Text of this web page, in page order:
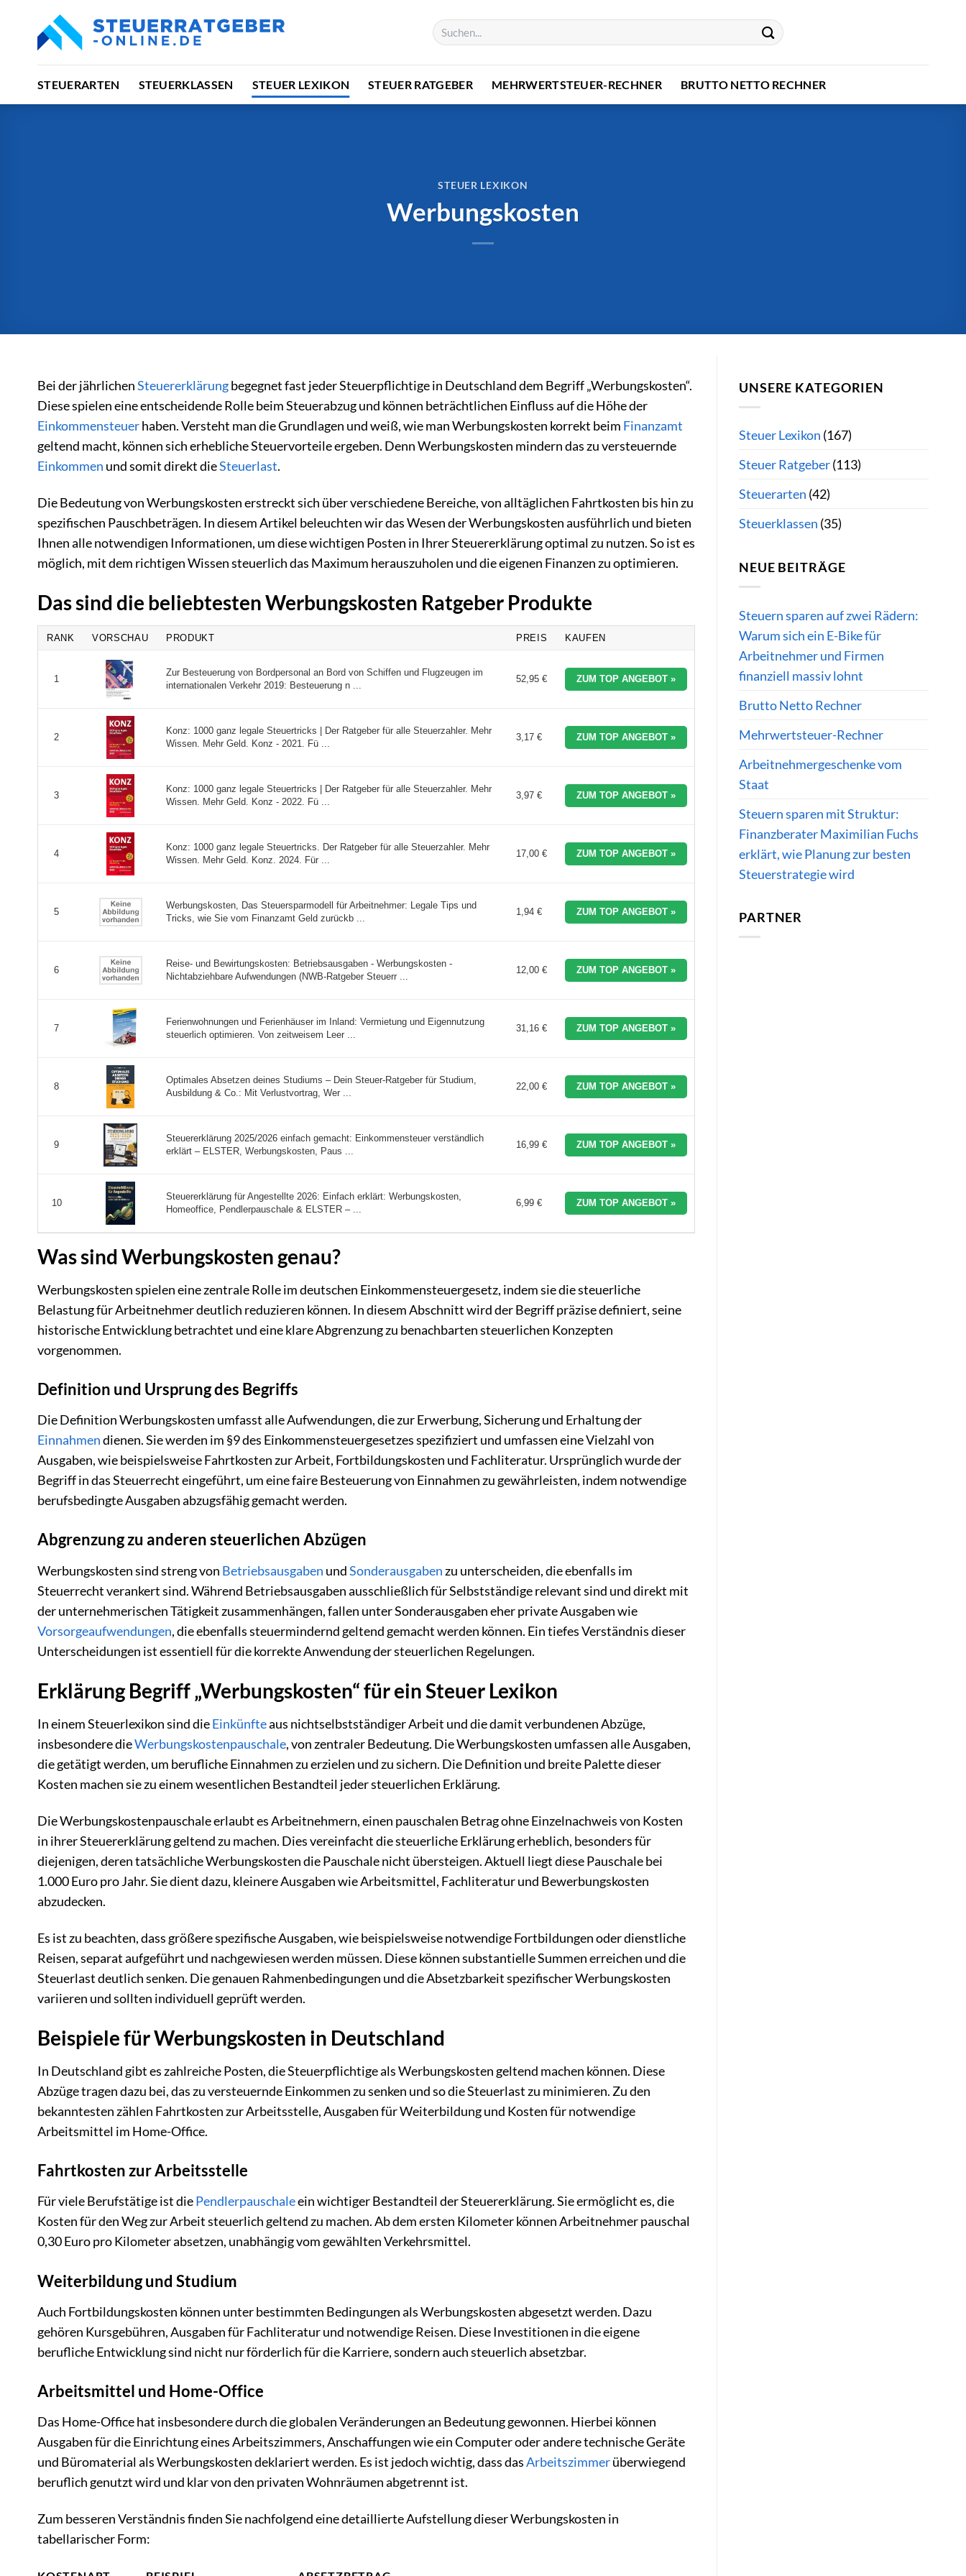
springen
STEUERARTEN STEUERKLASSEN STEUER LEXIKON STEUER RATGEBER MEHRWERTSTEUER-RECHNER BRUTTO NETTO RECHNER
STEUER LEXIKON
Werbungskosten
Bei der jährlichenSteuererklärungbegegnet fast jeder Steuerpflichtige in Deutschland dem Begriff „Werbungskosten“.
Diese spielen eine entscheidende Rolle beim Steuerabzug und können beträchtlichen Einfluss auf die Höhe der
Einkommensteuerhaben. Versteht man die Grundlagen und weiß, wie man Werbungskosten korrekt beim Finanzamt
geltend macht, können sich erhebliche Steuervorteile ergeben. Denn Werbungskosten mindern das zu versteuernde
Einkommen und somit direkt dieSteuerlast.
Die Bedeutung von Werbungskosten erstreckt sich über verschiedene Bereiche, von alltäglichen Fahrtkosten bis hin zu
spezifischen Pauschbeträgen. In diesem Artikel beleuchten wir das Wesen der Werbungskosten ausführlich und bieten
Ihnen alle notwendigen Informationen, um diese wichtigen Posten in Ihrer Steuererklärung optimal zu nutzen. So ist es
möglich, mit dem richtigen Wissen steuerlich das Maximum herauszuholen und die eigenen Finanzen zu optimieren.
Das sind die beliebtesten Werbungskosten Ratgeber Produkte
RANK VORSCHAU PRODUKT PREIS KAUFEN
1
Zur Besteuerung von Bordpersonal an Bord von Schiffen und Flugzeugen im
internationalen Verkehr 2019: Besteuerung n ...
52,95 € ZUM TOP ANGEBOT »
2
Konz: 1000 ganz legale Steuertricks | Der Ratgeber für alle Steuerzahler. Mehr
Wissen. Mehr Geld. Konz - 2021. Fü ...
3,17 € ZUM TOP ANGEBOT »
3
Konz: 1000 ganz legale Steuertricks | Der Ratgeber für alle Steuerzahler. Mehr
Wissen. Mehr Geld. Konz - 2022. Fü ...
3,97 € ZUM TOP ANGEBOT »
4
Konz: 1000 ganz legale Steuertricks. Der Ratgeber für alle Steuerzahler. Mehr
Wissen. Mehr Geld. Konz. 2024. Für ...
17,00 € ZUM TOP ANGEBOT »
5
Werbungskosten, Das Steuersparmodell für Arbeitnehmer: Legale Tips und
Tricks, wie Sie vom Finanzamt Geld zurückb ...
1,94 € ZUM TOP ANGEBOT »
6
Reise- und Bewirtungskosten: Betriebsausgaben - Werbungskosten -
Nichtabziehbare Aufwendungen (NWB-Ratgeber Steuerr ...
12,00 € ZUM TOP ANGEBOT »
7
Ferienwohnungen und Ferienhäuser im Inland: Vermietung und Eigennutzung
steuerlich optimieren. Von zeitweisem Leer ...
31,16 € ZUM TOP ANGEBOT »
8
Optimales Absetzen deines Studiums – Dein Steuer-Ratgeber für Studium,
Ausbildung & Co.: Mit Verlustvortrag, Wer ...
22,00 € ZUM TOP ANGEBOT »
9
Steuererklärung 2025/2026 einfach gemacht: Einkommensteuer verständlich
erklärt – ELSTER, Werbungskosten, Paus ...
16,99 € ZUM TOP ANGEBOT »
10
Steuererklärung für Angestellte 2026: Einfach erklärt: Werbungskosten,
Homeoffice, Pendlerpauschale & ELSTER – ...
6,99 € ZUM TOP ANGEBOT »
Was sind Werbungskosten genau?
Werbungskosten spielen eine zentrale Rolle im deutschen Einkommensteuergesetz, indem sie die steuerliche
Belastung für Arbeitnehmer deutlich reduzieren können. In diesem Abschnitt wird der Begriff präzise definiert, seine
historische Entwicklung betrachtet und eine klare Abgrenzung zu benachbarten steuerlichen Konzepten
vorgenommen.
Definition und Ursprung des Begriffs
Die Definition Werbungskosten umfasst alle Aufwendungen, die zur Erwerbung, Sicherung und Erhaltung der
Einnahmendienen. Sie werden im §9 des Einkommensteuergesetzes spezifiziert und umfassen eine Vielzahl von
Ausgaben, wie beispielsweise Fahrtkosten zur Arbeit, Fortbildungskosten und Fachliteratur. Ursprünglich wurde der
Begriff in das Steuerrecht eingeführt, um eine faire Besteuerung von Einnahmen zu gewährleisten, indem notwendige
berufsbedingte Ausgaben abzugsfähig gemacht werden.
Abgrenzung zu anderen steuerlichen Abzügen
Werbungskosten sind streng von Betriebsausgaben undSonderausgabenzu unterscheiden, die ebenfalls im
Steuerrecht verankert sind. Während Betriebsausgaben ausschließlich für Selbstständige relevant sind und direkt mit
der unternehmerischen Tätigkeit zusammenhängen, fallen unter Sonderausgaben eher private Ausgaben wie
Vorsorgeaufwendungen, die ebenfalls steuermindernd geltend gemacht werden können. Ein tiefes Verständnis dieser
Unterscheidungen ist essentiell für die korrekte Anwendung der steuerlichen Regelungen.
Erklärung Begriff „Werbungskosten“ für ein Steuer Lexikon
In einem Steuerlexikon sind dieEinkünfteaus nichtselbstständiger Arbeit und die damit verbundenen Abzüge,
insbesondere dieWerbungskostenpauschale, von zentraler Bedeutung. Die Werbungskosten umfassen alle Ausgaben,
die getätigt werden, um berufliche Einnahmen zu erzielen und zu sichern. Die Definition und breite Palette dieser
Kosten machen sie zu einem wesentlichen Bestandteil jeder steuerlichen Erklärung.
Die Werbungskostenpauschale erlaubt es Arbeitnehmern, einen pauschalen Betrag ohne Einzelnachweis von Kosten
in ihrer Steuererklärung geltend zu machen. Dies vereinfacht die steuerliche Erklärung erheblich, besonders für
diejenigen, deren tatsächliche Werbungskosten die Pauschale nicht übersteigen. Aktuell liegt diese Pauschale bei
1.000 Euro pro Jahr. Sie dient dazu, kleinere Ausgaben wie Arbeitsmittel, Fachliteratur und Bewerbungskosten
abzudecken.
Es ist zu beachten, dass größere spezifische Ausgaben, wie beispielsweise notwendige Fortbildungen oder dienstliche
Reisen, separat aufgeführt und nachgewiesen werden müssen. Diese können substantielle Summen erreichen und die
Steuerlast deutlich senken. Die genauen Rahmenbedingungen und die Absetzbarkeit spezifischer Werbungskosten
variieren und sollten individuell geprüft werden.
Beispiele für Werbungskosten in Deutschland
In Deutschland gibt es zahlreiche Posten, die Steuerpflichtige als Werbungskosten geltend machen können. Diese
Abzüge tragen dazu bei, das zu versteuernde Einkommen zu senken und so die Steuerlast zu minimieren. Zu den
bekanntesten zählen Fahrtkosten zur Arbeitsstelle, Ausgaben für Weiterbildung und Kosten für notwendige
Arbeitsmittel im Home-Office.
Fahrtkosten zur Arbeitsstelle
Für viele Berufstätige ist diePendlerpauschaleein wichtiger Bestandteil der Steuererklärung. Sie ermöglicht es, die
Kosten für den Weg zur Arbeit steuerlich geltend zu machen. Ab dem ersten Kilometer können Arbeitnehmer pauschal
0,30 Euro pro Kilometer absetzen, unabhängig vom gewählten Verkehrsmittel.
Weiterbildung und Studium
Auch Fortbildungskosten können unter bestimmten Bedingungen als Werbungskosten abgesetzt werden. Dazu
gehören Kursgebühren, Ausgaben für Fachliteratur und notwendige Reisen. Diese Investitionen in die eigene
berufliche Entwicklung sind nicht nur förderlich für die Karriere, sondern auch steuerlich absetzbar.
Arbeitsmittel und Home-Office
Das Home-Office hat insbesondere durch die globalen Veränderungen an Bedeutung gewonnen. Hierbei können
Ausgaben für die Einrichtung eines Arbeitszimmers, Anschaffungen wie ein Computer oder andere technische Geräte
und Büromaterial als Werbungskosten deklariert werden. Es ist jedoch wichtig, dass dasArbeitszimmerüberwiegend
beruflich genutzt wird und klar von den privaten Wohnräumen abgetrennt ist.
Zum besseren Verständnis finden Sie nachfolgend eine detaillierte Aufstellung dieser Werbungskosten in
tabellarischer Form:
UNSERE KATEGORIEN
Steuer Lexikon (167)
Steuer Ratgeber(113)
Steuerarten (42)
Steuerklassen (35)
NEUE BEITRÄGE
Steuern sparen auf zwei Rädern:
Warum sich ein E-Bike für
Arbeitnehmer und Firmen
finanziell massiv lohnt
Brutto Netto Rechner
Mehrwertsteuer-Rechner
Arbeitnehmergeschenke vom
Staat
Steuern sparen mit Struktur:
Finanzberater Maximilian Fuchs
erklärt, wie Planung zur besten
Steuerstrategie wird
PARTNER